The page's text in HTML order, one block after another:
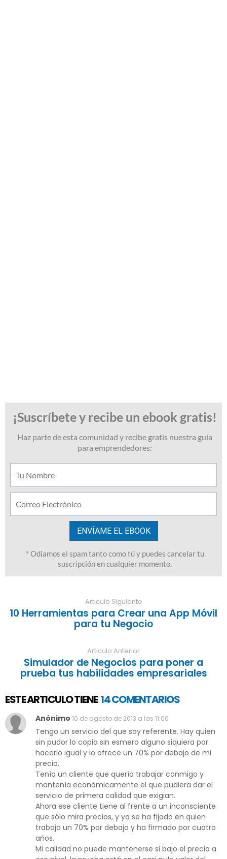
Articulo Siguiente
10 Herramientas para Crear una App Móvil
para tu Negocio
Articulo Anterior
Simulador de Negocios para poner a
prueba tus habilidades empresariales
ESTE ARTICULO TIENE 14 COMENTARIOS
Anónimo 10 de agosto de 2013 a las 11:06
Tengo un servicio del que soy referente. Hay quien
sin pudor lo copia sin esmero alguno siquiera por
hacerlo igual y lo ofrece un 70% por debajo de mi
precio.
Tenía un cliente que quería trabajar conmigo y
mantenía económicamente el que pudiera dar el
servicio de primera calidad que exigian.
Ahora ese cliente tiene al frente a un inconsciente
que sólo mira precios, y ya se ha fijado en quien
trabaja un 70% por debajo y ha firmado por cuatro
años.
Mi calidad no puede mantenerse si bajo el precio a